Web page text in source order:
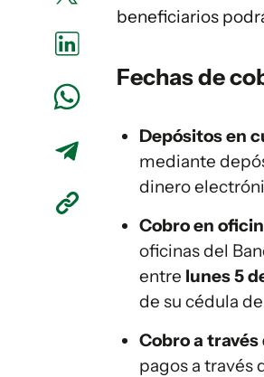
beneficiarios
Fechas de
Depósitos en
mediante
dinero
Cobro en
oficinas del
entre lunes 5
de su cédula
Cobro a
pagos a través